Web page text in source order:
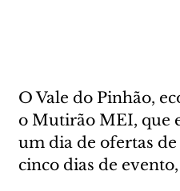
O Vale do Pinhão,
o Mutirão MEI, que
um dia de ofertas
cinco dias de